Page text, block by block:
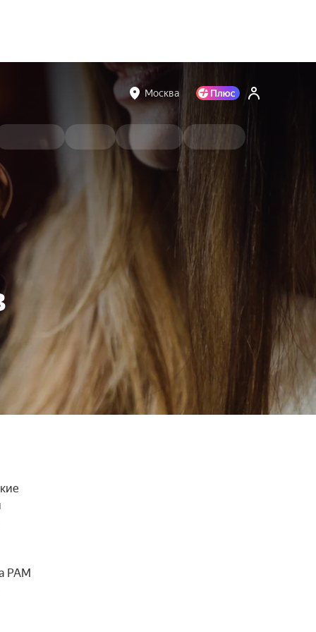
Москва
РАМ